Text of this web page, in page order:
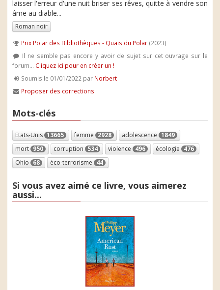
laisser l'erreur d'une nuit briser ses rêves, quitte à vendre son
âme au diable...
Roman noir
Prix Polar des Bibliothèques - Quais du Polar (2023)
Il ne semble pas encore y avoir de sujet sur cet ouvrage sur le
forum... Cliquez ici pour en créer un !
Soumis le 01/01/2022 par Norbert
Proposer des corrections
Mots-clés
Etats-Unis 13665 femme 2928 adolescence 1849
mort 950 corruption 534 violence 496 écologie 476
Ohio 68 éco-terrorisme 44
Si vous avez aimé ce livre, vous aimerez
aussi...